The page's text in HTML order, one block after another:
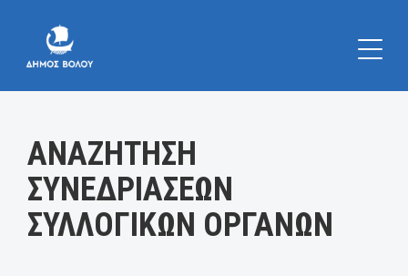
ΑΝΑΖΗΤΗΣΗ
ΣΥΝΕΔΡΙΑΣΕΩΝ
ΣΥΛΛΟΓΙΚΩΝ ΟΡΓΑΝΩΝ